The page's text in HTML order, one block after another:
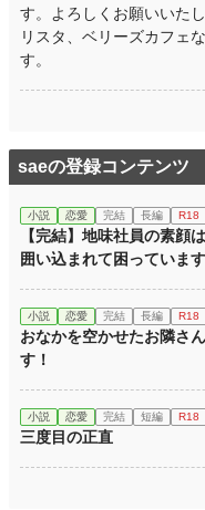
す。よろしくお願いいた
リスタ、ベリーズカフェ
す。
saeの登録コンテンツ
小説 恋愛 完結 長編 R18
【完結】地味社員の素顔
囲い込まれて困っていま
小説 恋愛 完結 長編 R18
おなかを空かせたお隣さ
す！
小説 恋愛 完結 短編 R18
三度目の正直